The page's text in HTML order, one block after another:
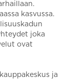
kasvussa.
joka
ovat
ja